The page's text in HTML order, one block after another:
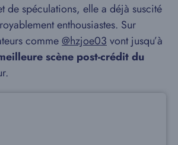
de spéculations, elle a déjà suscité
enthousiastes. Sur
comme@hzjoe03 vont jusqu’à
scène post-crédit du